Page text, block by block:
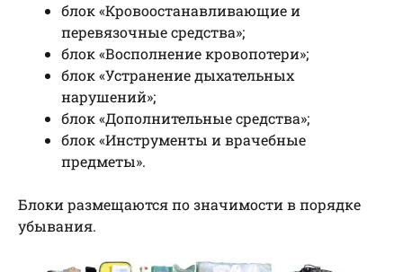
блок «Кровоостанавливающие и
перевязочные средства»;
блок «Восполнение кровопотери»;
блок «Устранение дыхательных
нарушений»;
блок «Дополнительные средства»;
блок «Инструменты и врачебные
предметы».
Блоки размещаются по значимости в порядке
убывания.